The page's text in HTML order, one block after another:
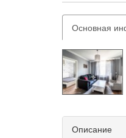
Основная
Описание